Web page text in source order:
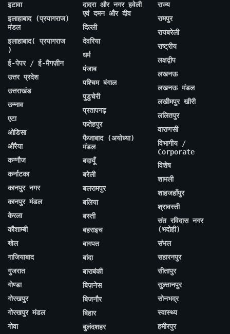
इटावा
इलाहाबाद (प्रयागराज)
मंडल
इलाहाबाद( प्रयागराज
)
ई-पेपर / ई-मैगज़ीन
उत्तर प्रदेश
उत्तराखंड
उन्नाव
एटा
ओडिसा
औरैया
कन्नौज
कर्नाटका
कानपुर नगर
कानपुर मंडल
केरला
कौशाम्बी
खेल
गाजियाबाद
गुजरात
गोण्डा
गोरखपुर
गोरखपुर मंडल
गोवा
दादरा और नगर हवेली
एवं दमन और दीव
दिल्ली
देवरिया
धर्म
पंजाब
पश्चिम बंगाल
पुडुचेरी
प्रतापगढ़
फतेहपुर
फैजाबाद (अयोध्या)
मंडल
बदायूँ
बरेली
बलरामपुर
बलिया
बस्ती
बहराइच
बागपत
बांदा
बाराबंकी
बिज़नेस
बिजनौर
बिहार
बुलंदशहर
राज्य
रामपुर
रायबरेली
राष्ट्रीय
लक्षद्वीप
लखनऊ
लखनऊ मंडल
लखीमपुर खीरी
ललितपुर
वाराणसी
विभागीय /
Corporate
विशेष
शामली
शाहजहाँपुर
श्रावस्ती
संत रविदास नगर
(भदोही)
संभल
सहारनपुर
सीतापुर
सुल्तानपुर
सोनभद्र
स्वास्थ्य
हमीरपुर